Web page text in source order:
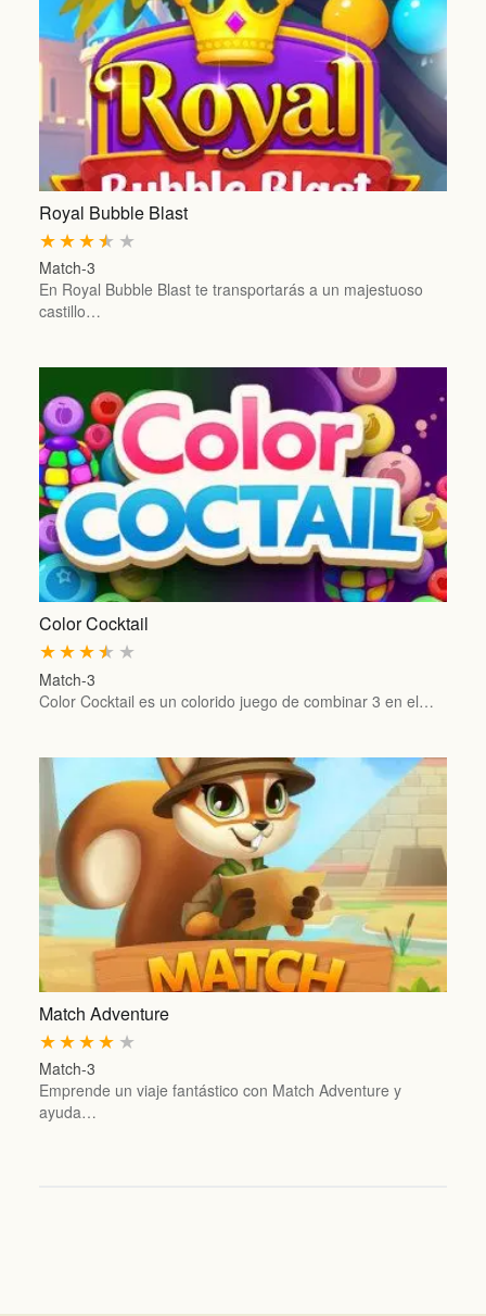
Royal Bubble Blast
★
★
★
★
★
Match-3
En Royal Bubble Blast te transportarás a un majestuoso
castillo…
Color Cocktail
★
★
★
★
★
Match-3
Color Cocktail es un colorido juego de combinar 3 en el…
Match Adventure
★
★
★
★
★
Match-3
Emprende un viaje fantástico con Match Adventure y
ayuda…